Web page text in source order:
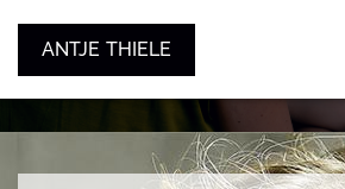
ANTJE THIELE
ZUM SHOWREEL